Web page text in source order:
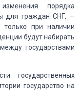
порядка
для граждан СНГ, —
только при наличии
будут набирать
государствами
государственных
государство на